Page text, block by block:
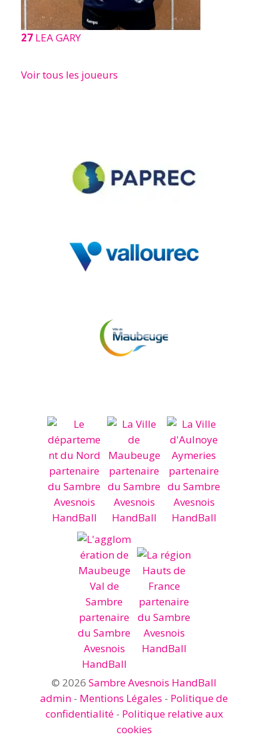
27 LEA GARY
Voir tous les joueurs
© 2026 Sambre Avesnois HandBall
admin - Mentions Légales - Politique de
confidentialité- Politique relative aux
cookies